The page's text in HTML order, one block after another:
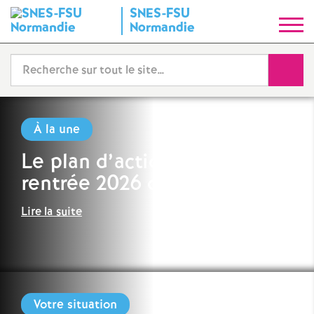
SNES-FSU
Normandie
y
n
t
À la une
Le plan d’action pour une
rentrée 2026 offensive
Lire la suite
Votre situation